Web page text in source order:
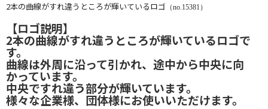
2本の曲線がすれ違うところが輝いているロゴ （no.15381）
【ロゴ説明】
2本の曲線がすれ違うところが輝いているロゴで
す。
曲線は外周に沿って引かれ、途中から中央に向
かっています。
中央ですれ違う部分が輝いています。
様々な企業様、団体様にお使いいただけます。